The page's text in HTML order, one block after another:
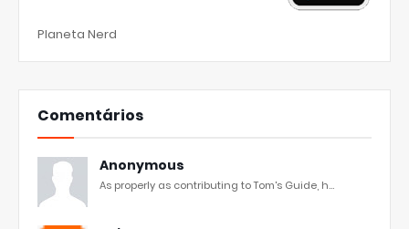
Planeta Nerd
Comentários
Anonymous
As properly as contributing to Tom's Guide, h...